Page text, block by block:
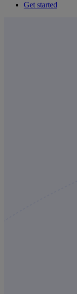
Get started